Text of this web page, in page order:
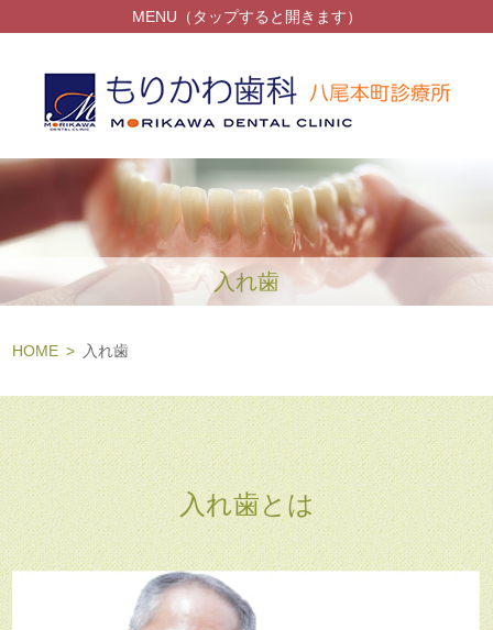
入れ歯
HOME 入れ歯
入れ歯とは
MENU（タップすると開きます）